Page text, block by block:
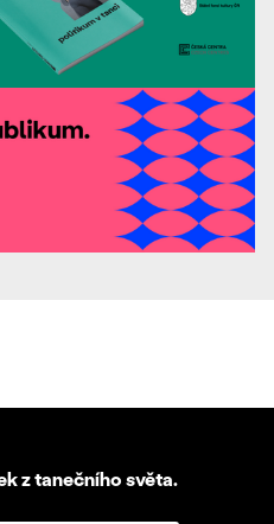
z tanečního světa.